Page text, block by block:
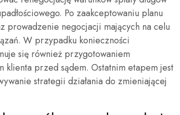
Po zaakceptowaniu planu
prowadzenie negocjacji mających na celu
W przypadku konieczności
się również przygotowaniem
przed sądem. Ostatnim etapem jest
strategii działania do zmieniającej